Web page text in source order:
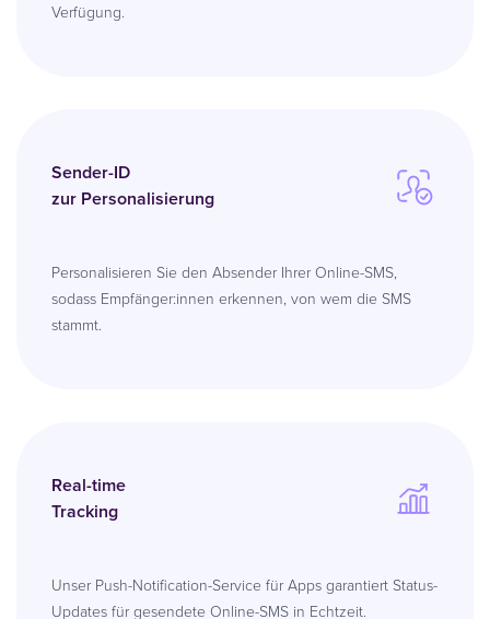
Verfügung.
Sender-ID
zur Personalisierung
Personalisieren Sie den Absender Ihrer Online-SMS,
sodass Empfänger:innen erkennen, von wem die SMS
stammt.
Real-time
Tracking
Unser Push-Notification-Service für Apps garantiert Status-
Updates für gesendete Online-SMS in Echtzeit.